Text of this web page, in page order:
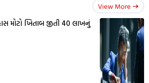
View More
મોટો ખિતાબ જીતી 40 લાખનું